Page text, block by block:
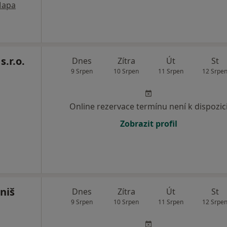
Dnes
9 Srpen
Zítra
10 Srpen
Út
11 Srpen
St
12
Online rezervace termínu není k
Zobrazit profil
Dnes
9 Srpen
Zítra
10 Srpen
Út
11 Srpen
St
12